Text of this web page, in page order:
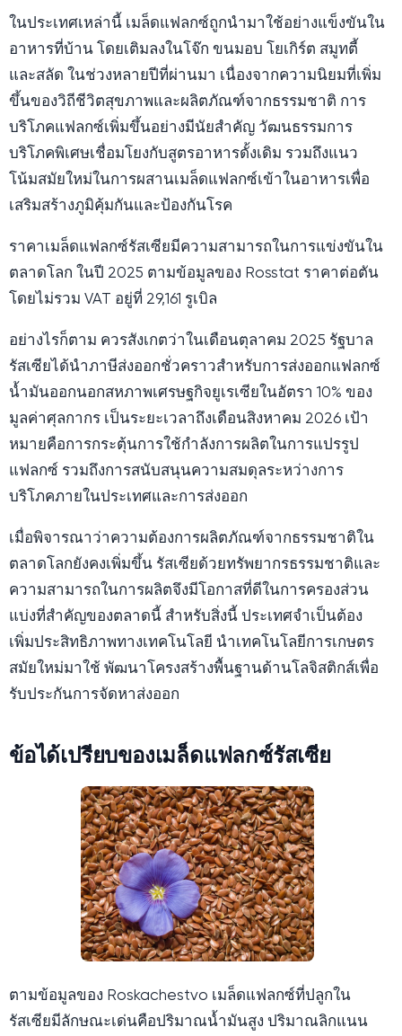
ในประเทศเหล่านี้ เมล็ดแฟลกซ์ถูกนำมาใช้อย่างแข็งขันใน
อาหารที่บ้าน โดยเติมลงในโจ๊ก ขนมอบ โยเกิร์ต สมูทตี้
และสลัด ในช่วงหลายปีที่ผ่านมา เนื่องจากความนิยมที่เพิ่ม
ขึ้นของวิถีชีวิตสุขภาพและผลิตภัณฑ์จากธรรมชาติ การ
บริโภคแฟลกซ์เพิ่มขึ้นอย่างมีนัยสำคัญ วัฒนธรรมการ
บริโภคพิเศษเชื่อมโยงกับสูตรอาหารดั้งเดิม รวมถึงแนว
โน้มสมัยใหม่ในการผสานเมล็ดแฟลกซ์เข้าในอาหารเพื่อ
เสริมสร้างภูมิคุ้มกันและป้องกันโรค
ราคาเมล็ดแฟลกซ์รัสเซียมีความสามารถในการแข่งขันใน
ตลาดโลก ในปี 2025 ตามข้อมูลของ Rosstat ราคาต่อตัน
โดยไม่รวม VAT อยู่ที่ 29,161 รูเบิล
อย่างไรก็ตาม ควรสังเกตว่าในเดือนตุลาคม 2025 รัฐบาล
รัสเซียได้นำภาษีส่งออกชั่วคราวสำหรับการส่งออกแฟลกซ์
น้ำมันออกนอกสหภาพเศรษฐกิจยูเรเซียในอัตรา 10% ของ
มูลค่าศุลกากร เป็นระยะเวลาถึงเดือนสิงหาคม 2026 เป้า
หมายคือการกระตุ้นการใช้กำลังการผลิตในการแปรรูป
แฟลกซ์ รวมถึงการสนับสนุนความสมดุลระหว่างการ
บริโภคภายในประเทศและการส่งออก
เมื่อพิจารณาว่าความต้องการผลิตภัณฑ์จากธรรมชาติใน
ตลาดโลกยังคงเพิ่มขึ้น รัสเซียด้วยทรัพยากรธรรมชาติและ
ความสามารถในการผลิตจึงมีโอกาสที่ดีในการครองส่วน
แบ่งที่สำคัญของตลาดนี้ สำหรับสิ่งนี้ ประเทศจำเป็นต้อง
เพิ่มประสิทธิภาพทางเทคโนโลยี นำเทคโนโลยีการเกษตร
สมัยใหม่มาใช้ พัฒนาโครงสร้างพื้นฐานด้านโลจิสติกส์เพื่อ
รับประกันการจัดหาส่งออก
ข้อได้เปรียบของเมล็ดแฟลกซ์รัสเซีย
ตามข้อมูลของ Roskachestvo เมล็ดแฟลกซ์ที่ปลูกใน
รัสเซียมีลักษณะเด่นคือปริมาณน้ำมันสูง ปริมาณลิกแนน